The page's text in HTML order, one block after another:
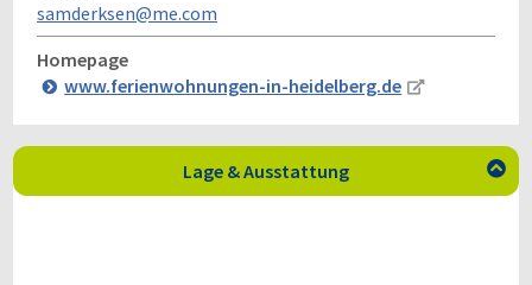
samderksen@me.com
Homepage
www.ferienwohnungen-in-heidelberg.de
Lage & Ausstattung 